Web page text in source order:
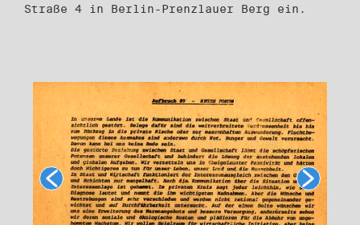
Straße 4 in Berlin-Prenzlauer Berg ein.